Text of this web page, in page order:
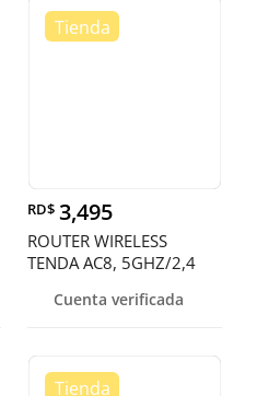
RD$ 3,495
ROUTER WIRELESS
TENDA AC8, 5GHZ/2,4
867 MBPS, 4 X 6DBI ANT
Cuenta verificada